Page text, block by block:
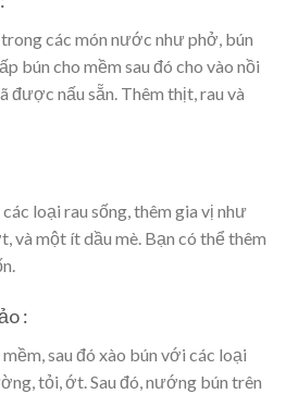
các món nước như phở, bún
bún cho mềm sau đó cho vào nồi
được nấu sẵn. Thêm thịt, rau và
loại rau sống, thêm gia vị như
và một ít dầu mè. Bạn có thể thêm
:
sau đó xào bún với các loại
tỏi, ớt. Sau đó, nướng bún trên